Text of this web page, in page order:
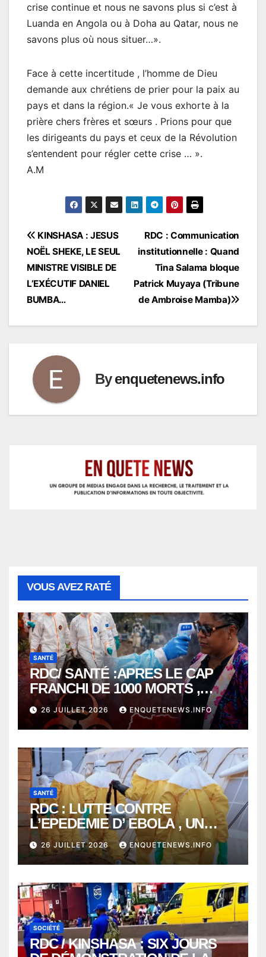
crise continue et nous ne savons plus si c’est à
Luanda en Angola ou à Doha au Qatar, nous ne
savons plus où nous situer…».
Face à cette incertitude , l’homme de Dieu
demande aux chrétiens de prier pour la paix au
pays et dans la région.« Je vous exhorte à la
prière chers frères et sœurs . Prions pour que
les dirigeants du pays et ceux de la Révolution
s’entendent pour régler cette crise … ».
A.M
Navigation
de
l’article
RDC : Communication
institutionnelle : Quand
Tina Salama bloque
Patrick Muyaya (Tribune
de Ambroise Mamba)
KINSHASA : JESUS
NOËL SHEKE, LE SEUL
MINISTRE VISIBLE DE
L’EXÉCUTIF DANIEL
BUMBA…
Byenquetenews.info
VOUS AVEZ RATÉ
SANTÉ
RDC/ SANTÉ :APRES LE CAP
FRANCHI DE 1000 MORTS ,
EBOLA BAT SON RECORD AVEC
PLUS DE 400 DÉCÈS EN
SEULEMENT UNE SEMAINE
26 JUILLET 2026 ENQUETENEWS.INFO
SANTÉ
RDC : LUTTE CONTRE
L’EPEDEMIE D’ EBOLA , UN
MÉDECIN DE PLUS SUCCOMBE
À BUNIA
26 JUILLET 2026 ENQUETENEWS.INFO
SOCIÉTÉ
RDC / KINSHASA : SIX JOURS